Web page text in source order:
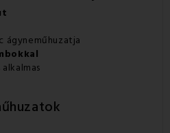
ágyneműhuzatja